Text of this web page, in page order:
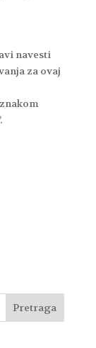
navesti
za ovaj